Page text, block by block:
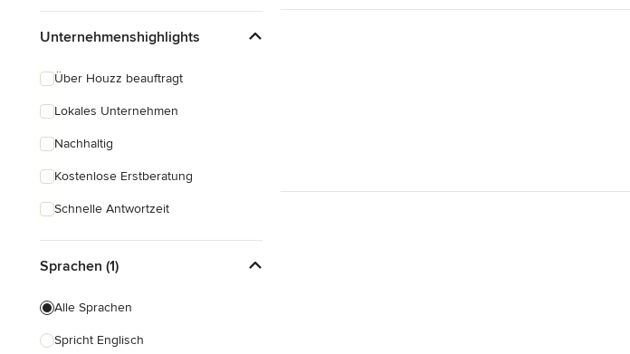
Unternehmenshighlights
Über Houzz beauftragt
Lokales Unternehmen
Nachhaltig
Kostenlose Erstberatung
Schnelle Antwortzeit
Sprachen (1)
Alle Sprachen
Spricht Englisch